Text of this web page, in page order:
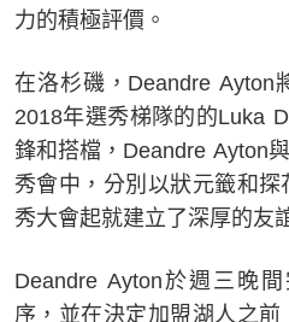
力的積極評價。
在洛杉磯，Deandre Ayton
2018年選秀梯隊的的Luka
鋒和搭檔，Deandre Ayton
秀會中，分別以狀元籤和
秀大會起就建立了深厚的友
Deandre Ayton於週三晚
序，並在決定加盟湖人之